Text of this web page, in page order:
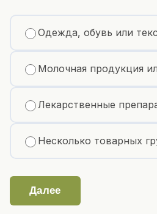
Одежда, обувь или
Молочная продукция
Лекарственные
Несколько товарных
Далее